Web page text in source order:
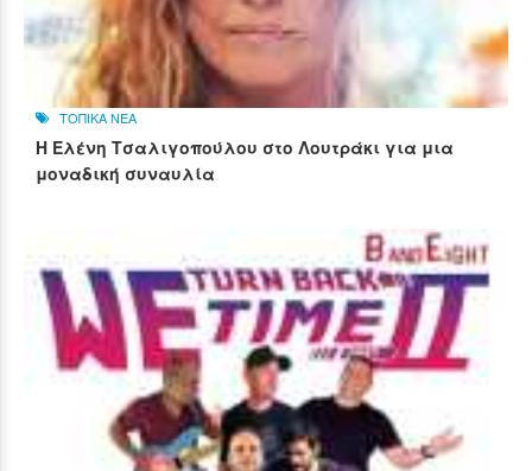
ΤΟΠΙΚΑ ΝΕΑ
Η Ελένη Τσαλιγοπούλου στο Λουτράκι για μια
μοναδική συναυλία